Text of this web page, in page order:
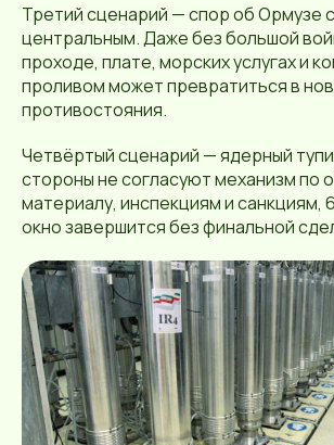
Третий сценарий — спор об Ормузе
центральным. Даже без большой
проходе, плате, морских услугах и
проливом может превратиться в
противостояния.
Четвёртый сценарий — ядерный
стороны не согласуют механизм по
материалу, инспекциям и санкциям,
окно завершится без финальной